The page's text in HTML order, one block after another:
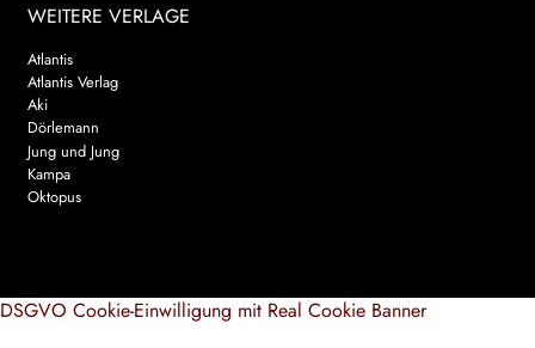
WEITERE VERLAGE
Atlantis
Atlantis Verlag
Aki
Dörlemann
Jung und Jung
Kampa
Oktopus
DSGVO Cookie-Einwilligung mit Real Cookie Banner